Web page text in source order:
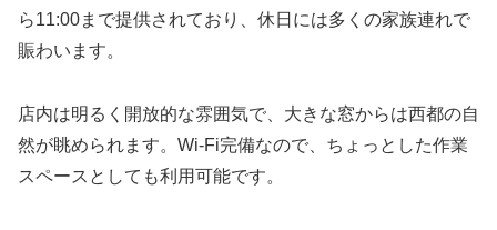
ら11:00まで提供されており、休日には多くの家族連れで
賑わいます。
店内は明るく開放的な雰囲気で、大きな窓からは西都の自
然が眺められます。Wi-Fi完備なので、ちょっとした作業
スペースとしても利用可能です。